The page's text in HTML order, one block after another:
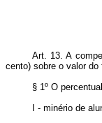
Art. 13. A
cento) sobre o valor
§ 1º O
I - minério de